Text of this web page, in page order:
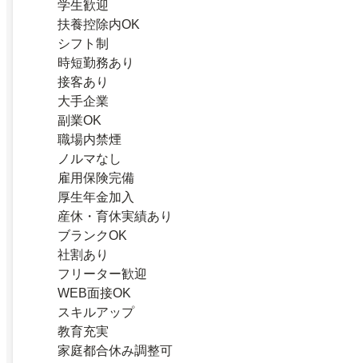
学生歓迎
扶養控除内OK
シフト制
時短勤務あり
接客あり
大手企業
副業OK
職場内禁煙
ノルマなし
雇用保険完備
厚生年金加入
産休・育休実績あり
ブランクOK
社割あり
フリーター歓迎
WEB面接OK
スキルアップ
教育充実
家庭都合休み調整可